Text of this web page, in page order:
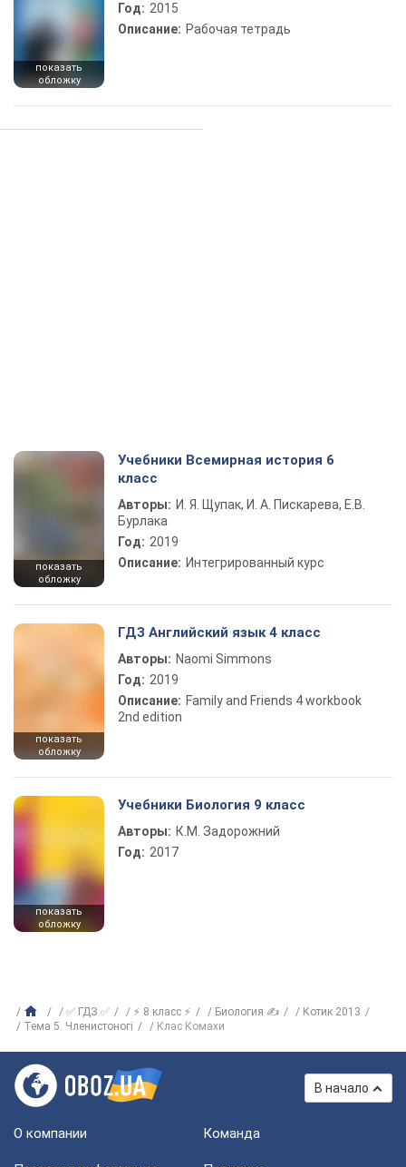
показать
обложку
Год: 2015
Описание: Рабочая тетрадь
показать
обложку
Учебники Всемирная история 6
класс
Авторы: И. Я. Щупак, И. А. Пискарева, Е.В.
Бурлака
Год: 2019
Описание: Интегрированный курс
показать
обложку
ГДЗ Английский язык 4 класс
Авторы: Naomi Simmons
Год: 2019
Описание: Family and Friends 4 workbook
2nd edition
показать
обложку
Учебники Биология 9 класс
Авторы: К.М. Задорожний
Год: 2017
✅ ГДЗ ✅ ⚡ 8 класс ⚡ Биология ✍
Котик 2013
Тема 5. Членистоногі
Клас Комахи
В начало
О компании Команда